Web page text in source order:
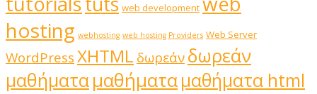
web development
hosting webhosting web hosting Providers Web Server
WordPressXHTML δωρεάνδωρεάν
μαθήματαμαθήματαμαθήματα html